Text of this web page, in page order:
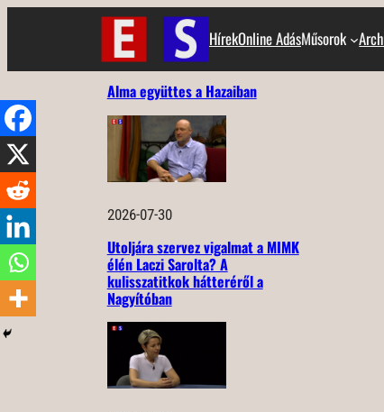
HírekOnline AdásMűsorok
Alma együttes a Hazaiban
2026-07-30
Utoljára szervez vigalmat a MIMK
élén Laczi Sarolta? A
kulisszatitkok hátteréről a
Nagyítóban